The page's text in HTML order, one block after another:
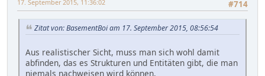
#714
17. September 2015, 11:36:02
Zitat von: BasementBoi am 17. September 2015, 08:56:54
Aus realistischer Sicht, muss man sich wohl damit
abfinden, das es Strukturen und Entitäten gibt, die man
niemals nachweisen wird können.